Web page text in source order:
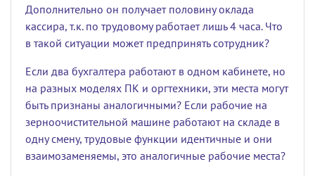
Дополнительно он получает половину оклада
кассира, т.к. по трудовому работает лишь 4 часа. Что
в такой ситуации может предпринять сотрудник?
Если два бухгалтера работают в одном кабинете, но
на разных моделях ПК и оргтехники, эти места могут
быть признаны аналогичными? Если рабочие на
зерноочистительной машине работают на складе в
одну смену, трудовые функции идентичные и они
взаимозаменяемы, это аналогичные рабочие места?